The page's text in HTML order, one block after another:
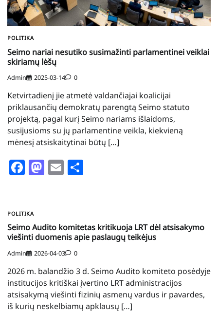
POLITIKA
Seimo nariai nesutiko susimažinti parlamentinei veiklai
skiriamų lėšų
Admin 2025-03-14 0
Ketvirtadienį jie atmetė valdančiajai koalicijai
priklausančių demokratų parengtą Seimo statuto
projektą, pagal kurį Seimo nariams išlaidoms,
susijusioms su jų parlamentine veikla, kiekvieną
mėnesį atsiskaitytinai būtų […]
Facebook
Mastodon
Email
POLITIKA
Seimo Audito komitetas kritikuoja LRT dėl atsisakymo
viešinti duomenis apie paslaugų teikėjus
Admin 2026-04-03 0
2026 m. balandžio 3 d. Seimo Audito komiteto posėdyje
institucijos kritiškai įvertino LRT administracijos
atsisakymą viešinti fizinių asmenų vardus ir pavardes,
iš kurių neskelbiamų apklausų […]